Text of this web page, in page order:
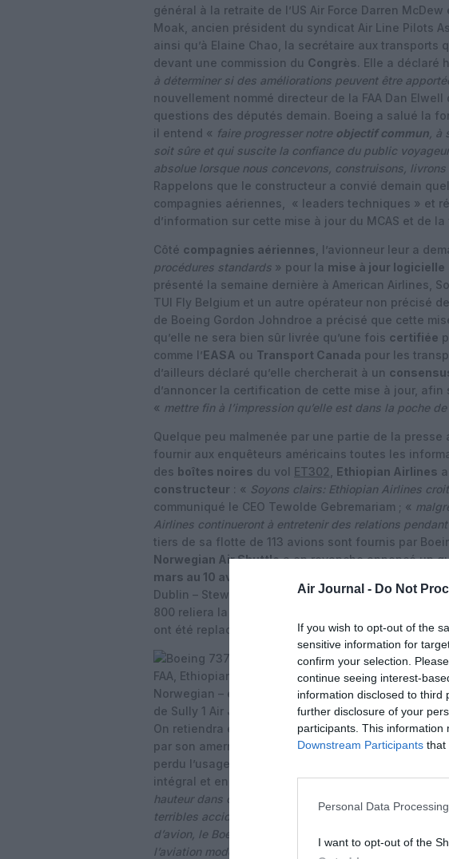
Air Journal - Do Not
If you wish to opt-out of the
sensitive information for
confirm your selection.
continue seeing interest-
information disclosed to third
further disclosure of your
participants. This
Downstream Participants that
Personal Data
I want to opt-out of the
général à la retraite de l’US Air Force Darren
Moak, ancien président du syndicat Air Line Pilots
ainsi qu’à Elaine Chao, la secrétaire aux transports
devant une commission du Congrès. Elle a déclaré
à déterminer si des améliorations peuvent être
nouvellement nommé directeur de la FAA Dan
questions des députés demain. Boeing a salué la
il entend « faire progresser notre objectif commun ,
soit sûre et qui suscite la confiance du public
absolue lorsque nous concevons, construisons,
Rappelons que le constructeur a convié demain
compagnies aériennes, « leaders techniques » et
d’information sur cette mise à jour du MCAS et de
Côté compagnies aériennes , l’avionneur leur a
procédures standards » pour la mise à jour logicielle
présenté la semaine dernière à American Airlines,
TUI Fly Belgium et un autre opérateur non précisé
de Boeing Gordon Johndroe a précisé que cette
qu’elle ne sera bien sûr livrée qu’une fois certifiée
comme l’EASA ou Transport Canada pour les
d’ailleurs déclaré qu’elle chercherait à un
d’annoncer la certification de cette mise à jour,
« mettre fin à l’impression qu’elle est dans la poche
Quelque peu malmenée par une partie de la presse
fournir aux enquêteurs américains toutes les
des boîtes noires du vol ET302 Ethiopian Airlines
constructeur : « Soyons clairs: Ethiopian Airlines
communiqué le CEO Tewolde Gebremariam ; «
Airlines continueront à entretenir des relations
tiers de sa flotte de 113 avions sont fournis par
Norwegian Air Shuttlea en revanche annoncé un
mars au 10 avril
Dublin – Stewart désormais opéré en 787
800 reliera la capitale irlandaise à Hamilton et à
ont été replacés sur d’autres vols.
On retiendra enfin l’intervention de piloteChesley
par son amerrissage sur la rivière Hudson en janvier
perdu l’usage de ses deux moteurs après un choc
intégral et en anglais
par exemple ici, il estime que
hauteur dans cette
terribles accidents mortels, sans survivants, en moins
d’avion, le Boeing 737 Max 8, quelque chose qui est
l’aviation moderne
des Etats-Unis